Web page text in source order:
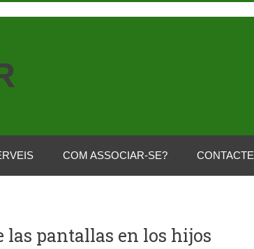
COM ASSOCIAR-SE? CONTACTE
las pantallas en los hijos